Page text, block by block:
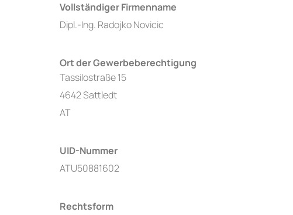
Vollständiger Firmenname
Dipl.-Ing. Radojko Novicic
Ort der Gewerbeberechtigung
Tassilostraße 15
4642 Sattledt
AT
UID-Nummer
ATU50881602
Rechtsform